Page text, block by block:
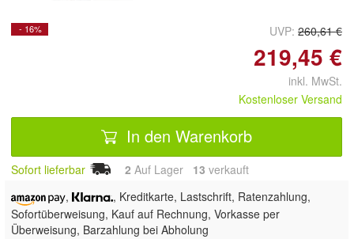
- 16% UVP: 260,61 €
219,45 €
inkl. MwSt.
Kostenloser Versand
In den Warenkorb
Sofort lieferbar 2 Auf Lager 13 verkauft
,
, Kreditkarte, Lastschrift, Ratenzahlung,
Sofortüberweisung, Kauf auf Rechnung, Vorkasse per
Überweisung, Barzahlung bei Abholung